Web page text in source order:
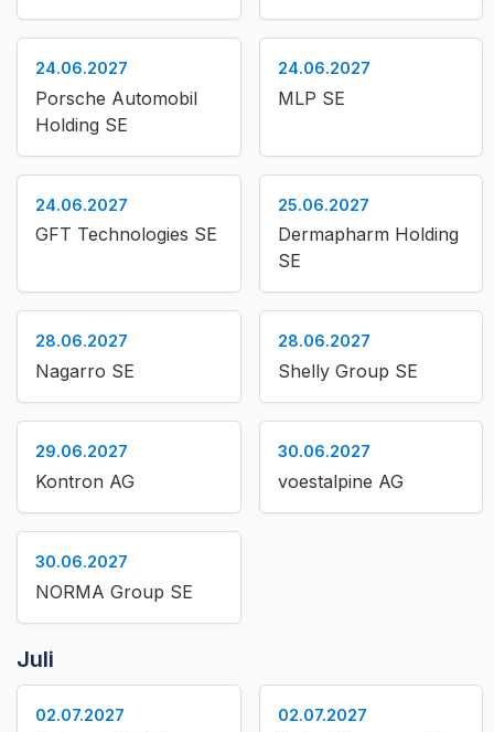
24.06.2027
Porsche Automobil
Holding SE
24.06.2027
MLP SE
24.06.2027
GFT Technologies SE
25.06.2027
Dermapharm Holding
SE
28.06.2027
Nagarro SE
28.06.2027
Shelly Group SE
29.06.2027
Kontron AG
30.06.2027
voestalpine AG
30.06.2027
NORMA Group SE
Juli
02.07.2027 02.07.2027